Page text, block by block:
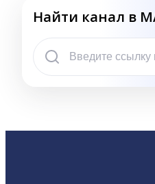
Найти канал в